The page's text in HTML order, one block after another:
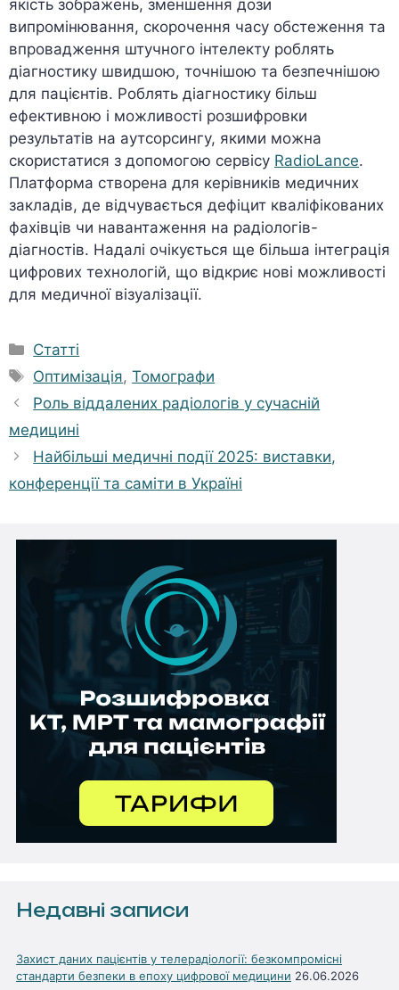
якість зображень, зменшення дози
випромінювання, скорочення часу обстеження та
впровадження штучного інтелекту роблять
діагностику швидшою, точнішою та безпечнішою
для пацієнтів. Роблять діагностику більш
ефективною і можливості розшифровки
результатів на аутсорсингу, якими можна
скористатися з допомогою сервісу RadioLance.
Платформа створена для керівників медичних
закладів, де відчувається дефіцит кваліфікованих
фахівців чи навантаження на радіологів-
діагностів. Надалі очікується ще більша інтеграція
цифрових технологій, що відкриє нові можливості
для медичної візуалізації.
Категорії
Статті
Позначки
Оптимізація,Томографи
Роль віддалених радіологів у сучасній
медицині
Найбільші медичні події 2025: виставки,
конференції та саміти в Україні
Недавні записи
Захист даних пацієнтів у телерадіології: безкомпромісні
стандарти безпеки в епоху цифрової медицини 26.06.2026